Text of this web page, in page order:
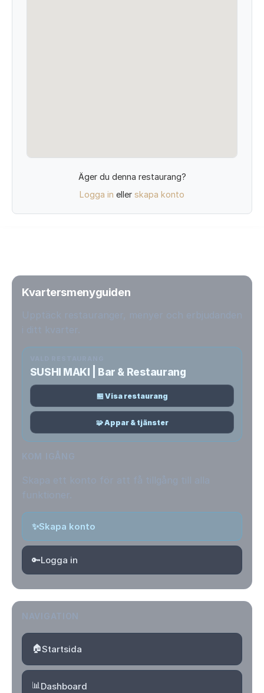
Äger du denna restaurang?
Logga in eller skapa konto
Kvartersmenyguiden
SUSHI MAKI | Bar & Restaurang
🏪 Visa restaurang
🧩 Appar & tjänster
✨Skapa konto
🔑Logga in
🏠Startsida
📊Dashboard